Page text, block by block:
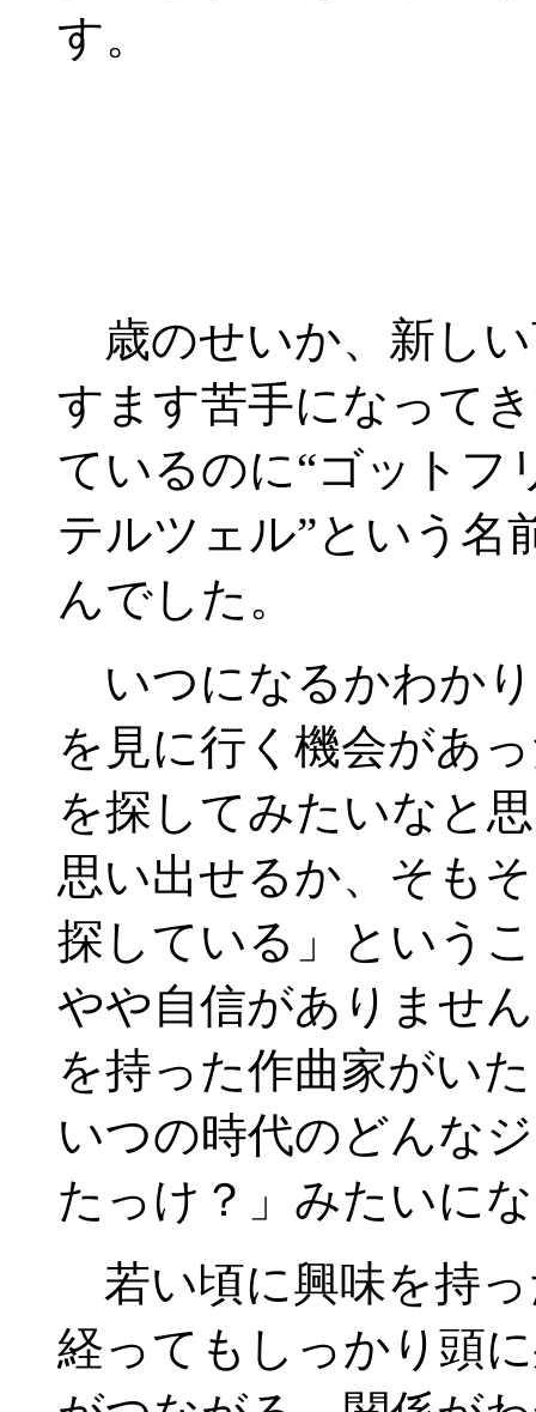
す。
歳のせいか、新し
すます苦手になって
ているのに“ゴットフ
テルツェル”という名
んでした。
いつになるかわか
を見に行く機会があ
を探してみたいなと
思い出せるか、そも
探している」という
やや自信がありませ
を持った作曲家がい
いつの時代のどんな
たっけ？」みたいに
若い頃に興味を持
経ってもしっかり頭